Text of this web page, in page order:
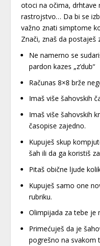
otoci na očima, drhtave
rastrojstvo… Da bi se
važno znati simptome
Znači, znaš da postaješ
Ne namerno se
pardon kazes „z’dub“
Računas 8×8 brže
Imaš više šahovskih
Imaš više šahovskih
časopise zajedno.
Kupuješ skup
šah ili da ga koristiš
Pitaš obične ljude
Kupuješ samo one
rubriku.
Olimpijada za tebe je
Primećuješ da je
pogrešno na svakom